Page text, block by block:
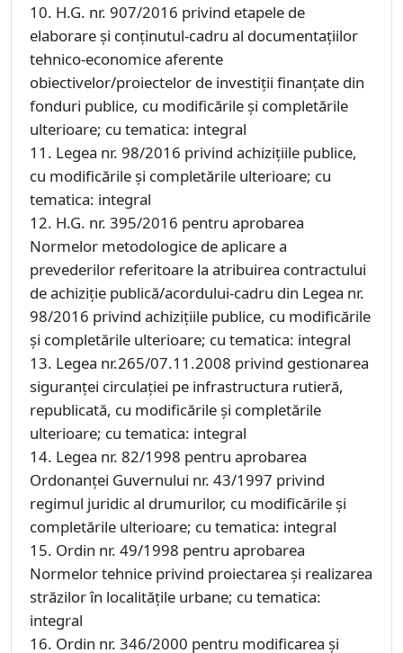
10. H.G. nr. 907/2016 privind etapele de
elaborare şi conţinutul-cadru al documentaţiilor
tehnico-economice aferente
obiectivelor/proiectelor de investiţii finanţate din
fonduri publice, cu modificările și completările
ulterioare; cu tematica: integral
11. Legea nr. 98/2016 privind achiziţiile publice,
cu modificările și completările ulterioare; cu
tematica: integral
12. H.G. nr. 395/2016 pentru aprobarea
Normelor metodologice de aplicare a
prevederilor referitoare la atribuirea contractului
de achiziţie publică/acordului-cadru din Legea nr.
98/2016 privind achiziţiile publice, cu modificările
și completările ulterioare; cu tematica: integral
13. Legea nr.265/07.11.2008 privind gestionarea
siguranței circulației pe infrastructura rutieră,
republicată, cu modificările și completările
ulterioare; cu tematica: integral
14. Legea nr. 82/1998 pentru aprobarea
Ordonanței Guvernului nr. 43/1997 privind
regimul juridic al drumurilor, cu modificările și
completările ulterioare; cu tematica: integral
15. Ordin nr. 49/1998 pentru aprobarea
Normelor tehnice privind proiectarea și realizarea
străzilor în localitățile urbane; cu tematica:
integral
16. Ordin nr. 346/2000 pentru modificarea și